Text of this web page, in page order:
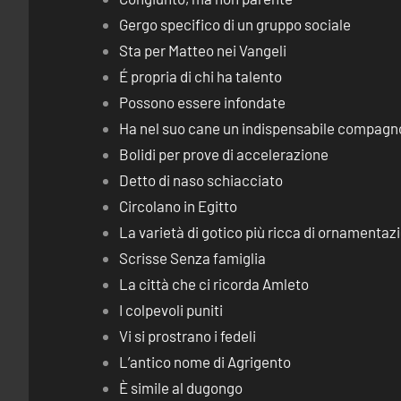
Gergo specifico di un gruppo sociale
Sta per Matteo nei Vangeli
É propria di chi ha talento
Possono essere infondate
Ha nel suo cane un indispensabile
Bolidi per prove di accelerazione
Detto di naso schiacciato
Circolano in Egitto
La varietà di gotico più ricca di
Scrisse Senza famiglia
La città che ci ricorda Amleto
I colpevoli puniti
Vi si prostrano i fedeli
L’antico nome di Agrigento
È simile al dugongo